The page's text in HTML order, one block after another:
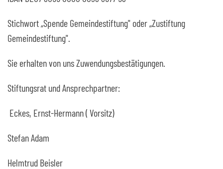
Stichwort „Spende Gemeindestiftung" oder „Zustiftung
Gemeindestiftung".
Sie erhalten von uns Zuwendungsbestätigungen.
Stiftungsrat und Ansprechpartner:
Eckes, Ernst-Hermann ( Vorsitz)
Stefan Adam
Helmtrud Beisler